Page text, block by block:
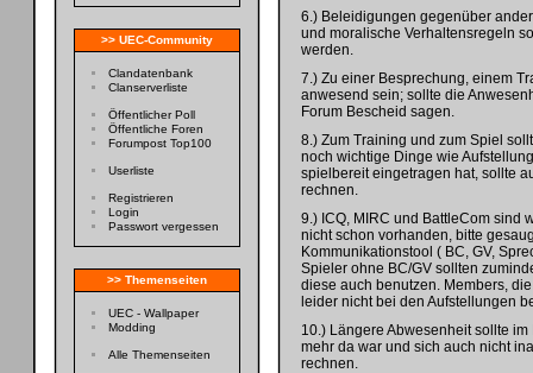
>> UEC-Community
Clandatenbank
Clanserverliste
Öffentlicher Poll
Öffentliche Foren
Forumpost Top100
Userliste
Registrieren
Login
Passwort vergessen
>> Themenseiten
UEC - Wallpaper
Modding
Alle Themenseiten
6.) Beleidigungen gegenüber
und moralische Verhaltensregeln
werden.
7.) Zu einer Besprechung, einem
anwesend sein; sollte die
Forum Bescheid sagen.
8.) Zum Training und zum Spiel
noch wichtige Dinge wie
spielbereit eingetragen hat, sollte
rechnen.
9.) ICQ, MIRC und BattleCom sind
nicht schon vorhanden, bitte
Kommunikationstool ( BC, GV,
Spieler ohne BC/GV sollten
diese auch benutzen. Members,
leider nicht bei den Aufstellungen
10.) Längere Abwesenheit sollte
mehr da war und sich auch nicht
rechnen.